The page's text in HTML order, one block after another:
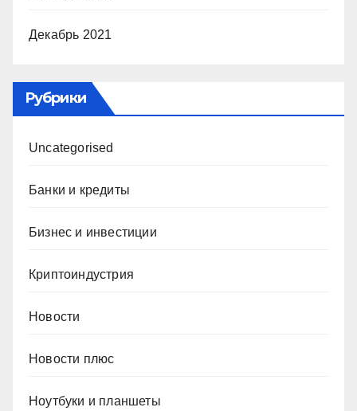
Декабрь 2021
Рубрики
Uncategorised
Банки и кредиты
Бизнес и инвестиции
Криптоиндустрия
Новости
Новости плюс
Ноутбуки и планшеты